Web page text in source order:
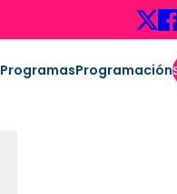
ProgramasProgramación